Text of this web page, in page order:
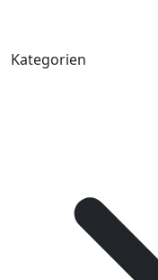
Kategorien